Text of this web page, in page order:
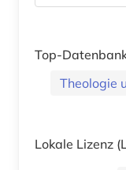
Top-
Theologie
Lokale Lizenz